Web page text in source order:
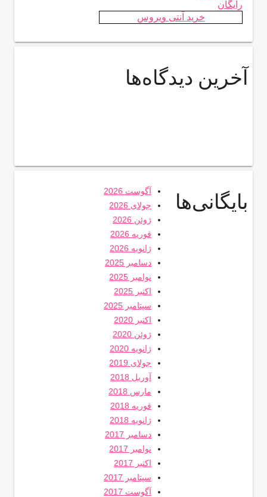
رایگان
خرید آنتی ویروس
آخرین دیدگاه‌ها
بایگانی‌ها
آگوست 2026
جولای 2026
ژوئن 2026
فوریه 2026
ژانویه 2026
دسامبر 2025
نوامبر 2025
اکتبر 2025
سپتامبر 2025
اکتبر 2020
ژوئن 2020
ژانویه 2020
جولای 2019
آوریل 2018
مارس 2018
فوریه 2018
ژانویه 2018
دسامبر 2017
نوامبر 2017
اکتبر 2017
سپتامبر 2017
آگوست 2017